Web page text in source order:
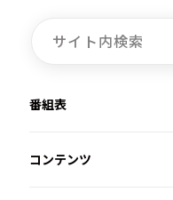
番組表
コンテンツ